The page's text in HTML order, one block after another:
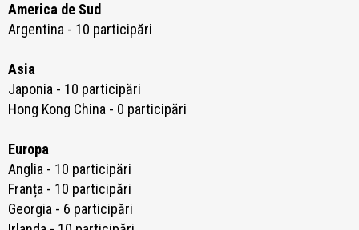
America de Sud
Argentina - 10 participări
Asia
Japonia - 10 participări
Hong Kong China - 0 participări
Europa
Anglia - 10 participări
Franța - 10 participări
Georgia - 6 participări